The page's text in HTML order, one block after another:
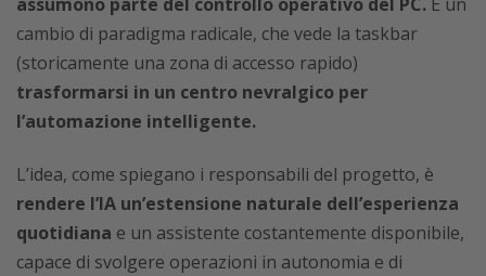
cambio di paradigma radicale, che vede la taskbar
(storicamente una zona di accesso rapido)
trasformarsi in un centro nevralgico per
l’automazione intelligente.
L’idea, come spiegano i responsabili del progetto, è
rendere l’IA un’estensione naturale dell’esperienza
quotidiana e un assistente costantemente disponibile,
capace di svolgere operazioni in autonomia e di